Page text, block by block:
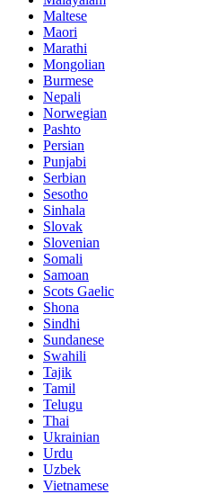
Maltese
Maori
Marathi
Mongolian
Burmese
Nepali
Norwegian
Pashto
Persian
Punjabi
Serbian
Sesotho
Sinhala
Slovak
Slovenian
Somali
Samoan
Scots Gaelic
Shona
Sindhi
Sundanese
Swahili
Tajik
Tamil
Telugu
Thai
Ukrainian
Urdu
Uzbek
Vietnamese